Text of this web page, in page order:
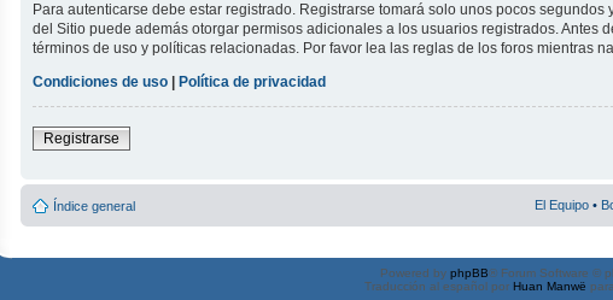
Para autenticarse debe estar registrado. Registrarse tomará solo unos pocos
del Sitio puede además otorgar permisos adicionales a los usuarios registrados. Antes
términos de uso y políticas relacionadas. Por favor lea las reglas de los foros mientras
Condiciones de uso
Política de privacidad
Registrarse
Índice general El Equipo •
Powered by phpBB® Forum Software ©
Traducción al español por Huan Manwë para